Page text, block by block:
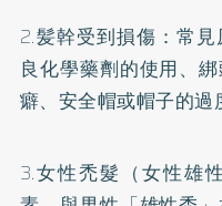
2.髪幹受到損傷：常
良化學藥劑的使用、
癖、安全帽或帽子的過
3.女性禿髮（女性雄